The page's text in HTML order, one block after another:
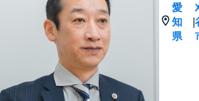
愛
知
県